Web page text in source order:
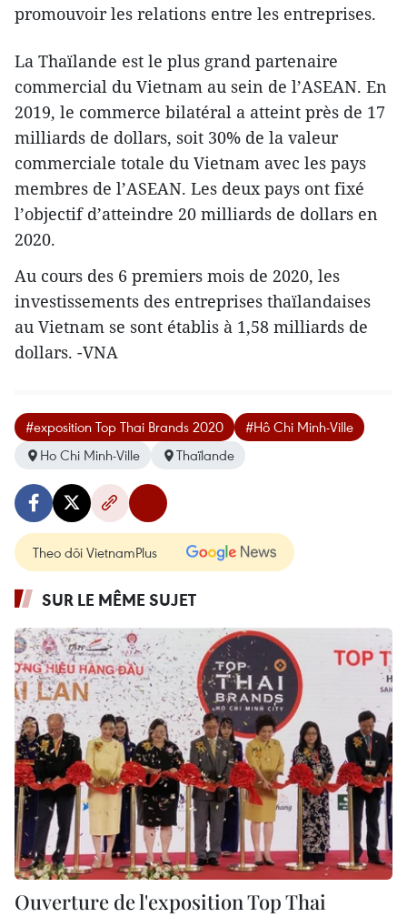
promouvoir les relations entre les entreprises.
La Thaïlande est le plus grand partenaire
commercial du Vietnam au sein de l’ASEAN. En
2019, le commerce bilatéral a atteint près de 17
milliards de dollars, soit 30% de la valeur
commerciale totale du Vietnam avec les pays
membres de l’ASEAN. Les deux pays ont fixé
l’objectif d’atteindre 20 milliards de dollars en
2020.
Au cours des 6 premiers mois de 2020, les
investissements des entreprises thaïlandaises
au Vietnam se sont établis à 1,58 milliards de
dollars. -VNA
#exposition Top Thai Brands 2020
#Hô Chi Minh-Ville
Ho Chi Minh-Ville
Thaïlande
Theo dõi VietnamPlus
SUR LE MÊME SUJET
Ouverture de l'exposition Top Thai